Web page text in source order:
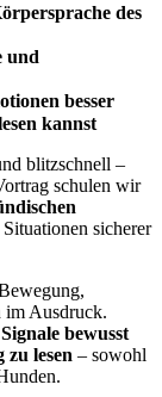
des
und
besser
kannst
blitzschnell –
schulen wir
sicherer
im Ausdruck.
Signale bewusst
lesen – sowohl